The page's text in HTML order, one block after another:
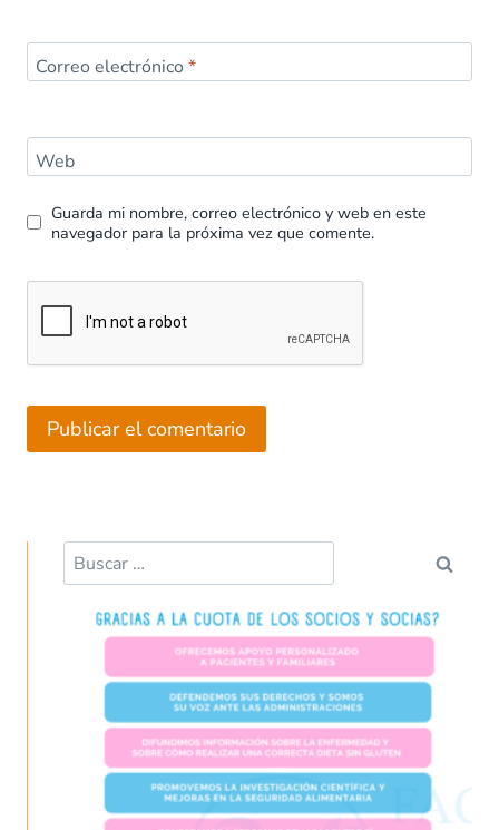
Correo electrónico *
Web
Guarda mi nombre, correo electrónico y web en este
navegador para la próxima vez que comente.